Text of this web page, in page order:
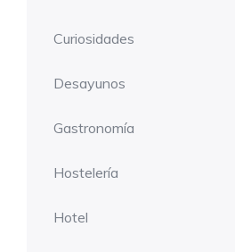
Curiosidades
Desayunos
Gastronomía
Hostelería
Hotel